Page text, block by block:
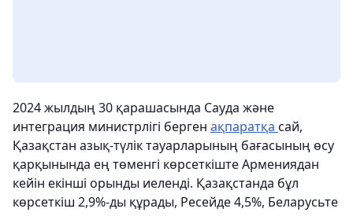
2024 жылдың 30 қарашасында Сауда және
интеграция министрлігі берген ақпаратқа сай,
Қазақстан азық-түлік тауарларының бағасының өсу
қарқынында ең төменгі көрсеткіште Армениядан
кейін екінші орынды иеленді. Қазақстанда бұл
көрсеткіш 2,9%-ды құрады, Ресейде 4,5%, Беларусьте